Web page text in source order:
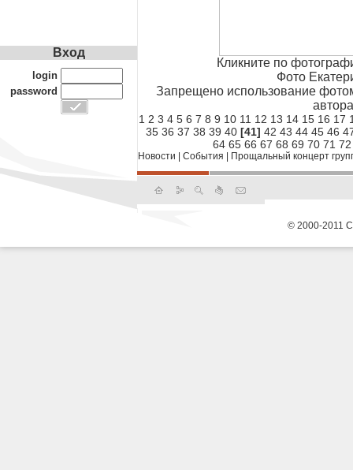
Кликните по
Фото
Запрещено использование
1 2 3 4 5 6 7 8 9 10 11 12 13 14 15 16 17
35 36 37 38 39 40 [41] 42 43 44 45 46
64 65 66 67 68 69 70 71 72
Новости События Прощальный концерт
Вход
login
password
© 2000-2011